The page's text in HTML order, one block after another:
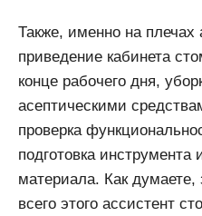
Также, именно на плечах
приведение кабинета
конце рабочего дня,
асептическими
проверка
подготовка инструмента
материала. Как
всего этого ассистент